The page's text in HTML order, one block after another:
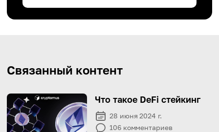
Связанный контент
Что такое DeFi стейкинг
28 июня 2024 г.
106 комментариев